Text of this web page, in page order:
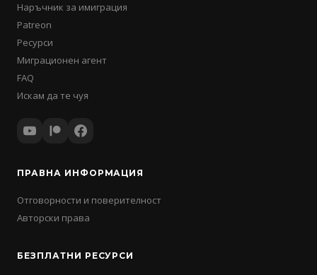
Наръчник за имиграция
Patreon
Ресурси
Миграционен агент
FAQ
Искам да те чуя
ПРАВНА ИНФОРМАЦИЯ
Отговорности и поверителност
Авторски права
БЕЗПЛАТНИ РЕСУРСИ